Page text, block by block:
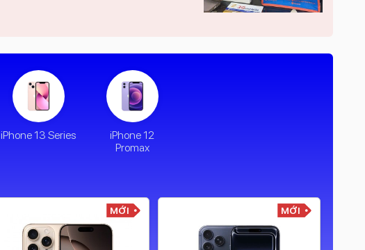
iPhone 13 Series
iPhone 12
Promax
MỚI MỚI